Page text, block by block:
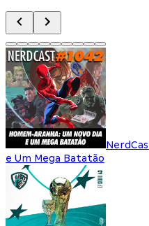
e Um Mega Batatão